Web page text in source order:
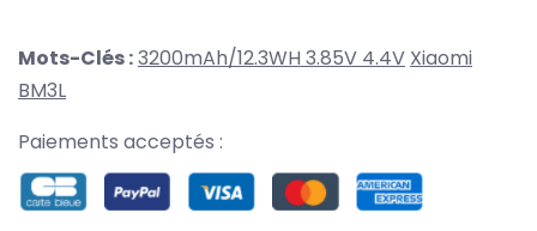
Mots-Clés :3200mAh/12.3WH 3.85V 4.4V Xiaomi
BM3L
Paiements acceptés :